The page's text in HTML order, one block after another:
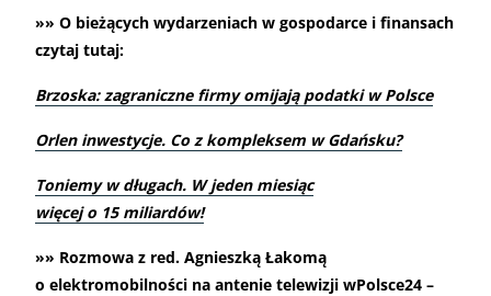
»» O bieżących wydarzeniach w gospodarce i finansach
czytaj tutaj:
Brzoska: zagraniczne firmy omijają podatki w Polsce
Orlen inwestycje. Co z kompleksem w Gdańsku?
Toniemy w długach. W jeden miesiąc
więcej o 15 miliardów!
»» Rozmowa z red. Agnieszką Łakomą
o elektromobilności na antenie telewizji wPolsce24 –